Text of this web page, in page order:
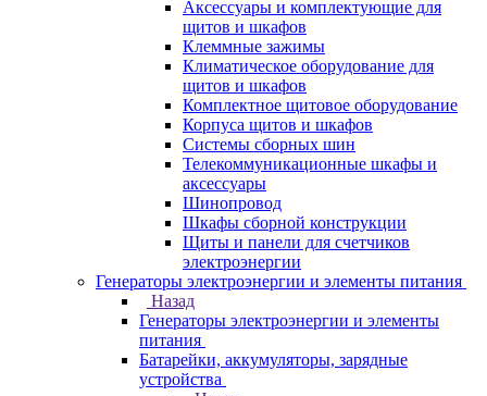
Аксессуары и комплектующие для
щитов и шкафов
Клеммные зажимы
Климатическое оборудование для
щитов и шкафов
Комплектное щитовое оборудование
Корпуса щитов и шкафов
Системы сборных шин
Телекоммуникационные шкафы и
аксессуары
Шинопровод
Шкафы сборной конструкции
Щиты и панели для счетчиков
электроэнергии
Генераторы электроэнергии и элементы питания
Назад
Генераторы электроэнергии и элементы
питания
Батарейки, аккумуляторы, зарядные
устройства